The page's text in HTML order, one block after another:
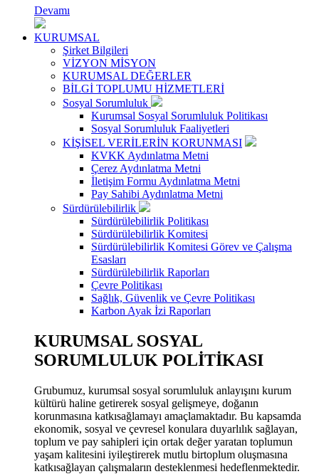
Devamı
KURUMSAL
Şirket Bilgileri
VİZYON MİSYON
KURUMSAL DEĞERLER
BİLGİ TOPLUMU HİZMETLERİ
Sosyal Sorumluluk
Kurumsal Sosyal Sorumluluk Politikası
Sosyal Sorumluluk Faaliyetleri
KİŞİSEL VERİLERİN KORUNMASI
KVKK Aydınlatma Metni
Çerez Aydınlatma Metni
İletişim Formu Aydınlatma Metni
Pay Sahibi Aydınlatma Metni
Sürdürülebilirlik
Sürdürülebilirlik Politikası
Sürdürülebilirlik Komitesi
Sürdürülebilirlik Komitesi Görev ve Çalışma
Esasları
Sürdürülebilirlik Raporları
Çevre Politikası
Sağlık, Güvenlik ve Çevre Politikası
Karbon Ayak İzi Raporları
KURUMSAL SOSYAL
SORUMLULUK POLİTİKASI
Grubumuz, kurumsal sosyal sorumluluk anlayışını kurum
kültürü haline getirerek sosyal gelişmeye, doğanın
korunmasına katkısağlamayı amaçlamaktadır. Bu kapsamda
ekonomik, sosyal ve çevresel konulara duyarlılık sağlayan,
toplum ve pay sahipleri için ortak değer yaratan toplumun
yaşam kalitesini iyileştirerek mutlu birtoplum oluşmasına
katkısağlayan çalışmaların desteklenmesi hedeflenmektedir.